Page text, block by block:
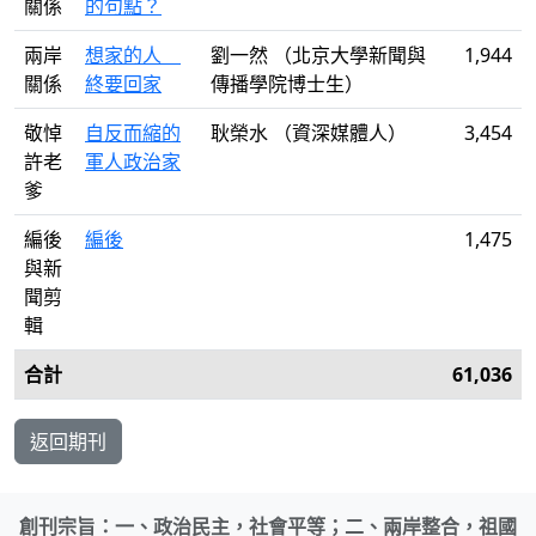
關係
的句點？
兩岸
關係
想家的人
終要回家
劉一然 （北京大學新聞與
傳播學院博士生）
1,944
敬悼
許老
爹
自反而縮的
軍人政治家
耿榮水 （資深媒體人） 3,454
編後
與新
聞剪
輯
編後 1,475
合計 61,036
返回期刊
創刊宗旨：一、政治民主，社會平等；二、兩岸整合，祖國